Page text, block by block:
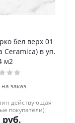
бел верх 01
Ceramica) в уп.
м2
заказ
действующая
покупатели)
руб.